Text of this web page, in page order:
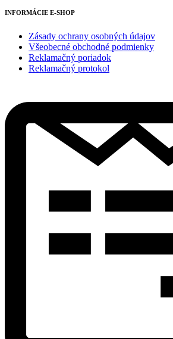
INFORMÁCIE E-SHOP
Zásady ochrany osobných údajov
Všeobecné obchodné podmienky
Reklamačný poriadok
Reklamačný protokol